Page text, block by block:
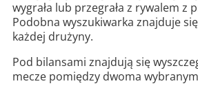
wygrała lub przegrała z rywalem z
Podobna wyszukiwarka znajduje
każdej drużyny.
Pod bilansami znajdują się
mecze pomiędzy dwoma